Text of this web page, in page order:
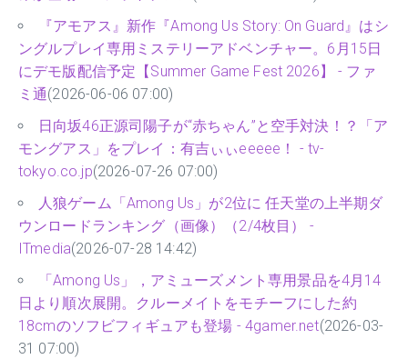
『アモアス』新作『Among Us Story: On Guard』はシ
ングルプレイ専用ミステリーアドベンチャー。6月15日
にデモ版配信予定【Summer Game Fest 2026】 - ファ
ミ通(2026-06-06 07:00)
日向坂46正源司陽子が“赤ちゃん”と空手対決！？「ア
モングアス」をプレイ：有吉ぃぃeeeee！ - tv-
tokyo.co.jp(2026-07-26 07:00)
人狼ゲーム「Among Us」が2位に 任天堂の上半期ダ
ウンロードランキング（画像）（2/4枚目） -
ITmedia(2026-07-28 14:42)
「Among Us」，アミューズメント専用景品を4月14
日より順次展開。クルーメイトをモチーフにした約
18cmのソフビフィギュアも登場 - 4gamer.net(2026-03-
31 07:00)